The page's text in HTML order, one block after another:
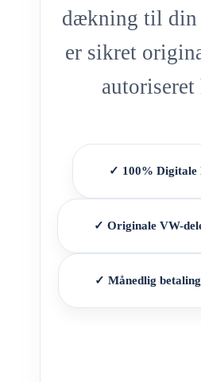
dækning til din
er sikret
✓ 100% Digitale
✓ Originale VW-
✓ Månedlig